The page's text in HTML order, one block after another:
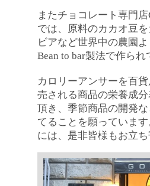
またチョコレート専門店
では、原料のカカオ豆
ビアなど世界中の農園よ
Bean to bar製法で作られ
カロリーアンサーを百
売される商品の栄養成
頂き、季節商品の開発
てることを願っていま